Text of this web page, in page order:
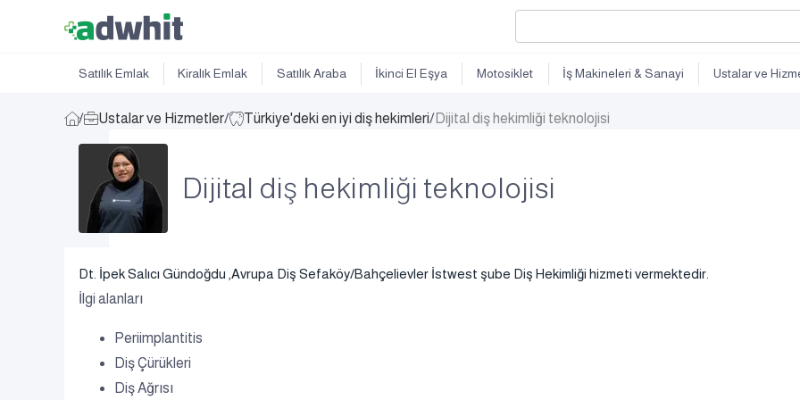
Satılık Emlak Kiralık Emlak Satılık Araba İkinci El Eşya Motosiklet İş Makineleri & Sanayi Ustalar ve
/ Ustalar ve Hizmetler/ Türkiye'deki en iyi diş hekimleri/Dijital diş hekimliği teknolojisi
Dijital diş hekimliği teknolojisi
Dt. İpek Salıcı Gündoğdu ,Avrupa Diş Sefaköy/Bahçelievler İstwest şube Diş Hekimliği hizmeti vermektedir.
İlgi alanları
Periimplantitis
Diş Çürükleri
Diş Ağrısı